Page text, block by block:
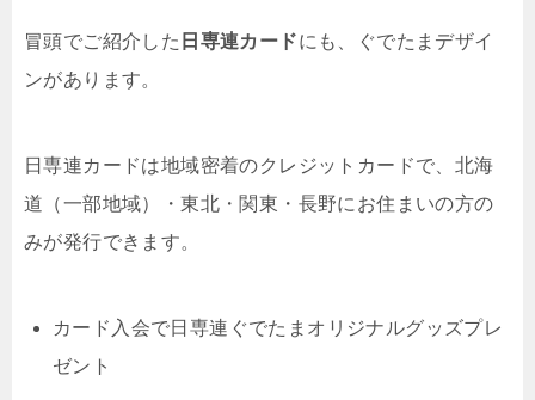
冒頭でご紹介した 日専連カードにも、ぐでたまデザイ
ンがあります。
日専連カードは地域密着のクレジットカードで、北海
道（一部地域）・東北・関東・長野にお住まいの方の
みが発行できます。
カード入会で日専連ぐでたまオリジナルグッズプレ
ゼント